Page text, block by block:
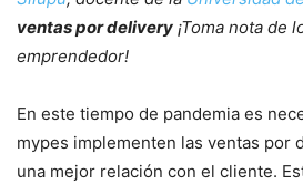
ventas por delivery ¡Toma nota de
emprendedor!
En este tiempo de pandemia es
mypes implementen las ventas por
una mejor relación con el cliente.